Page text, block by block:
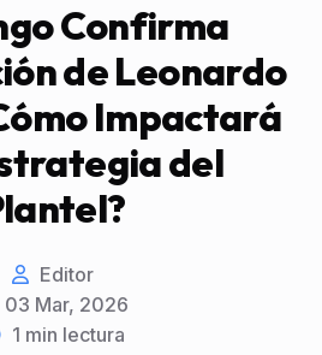
Confirma
de Leonardo
Impactará
del
Editor
03 Mar, 2026
1 min lectura